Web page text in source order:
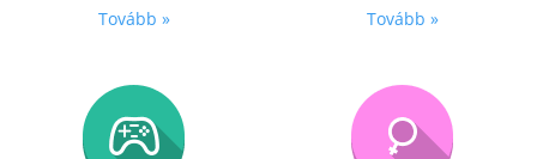
Tovább » Tovább »